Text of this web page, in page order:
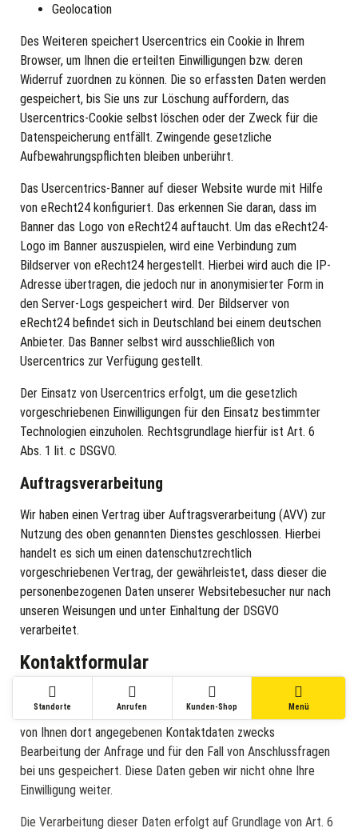
Standorte Anrufen Kunden-Shop Menü
Geolocation
Des Weiteren speichert Usercentrics ein Cookie in Ihrem
Browser, um Ihnen die erteilten Einwilligungen bzw. deren
Widerruf zuordnen zu können. Die so erfassten Daten werden
gespeichert, bis Sie uns zur Löschung auffordern, das
Usercentrics-Cookie selbst löschen oder der Zweck für die
Datenspeicherung entfällt. Zwingende gesetzliche
Aufbewahrungspflichten bleiben unberührt.
Das Usercentrics-Banner auf dieser Website wurde mit Hilfe
von eRecht24 konfiguriert. Das erkennen Sie daran, dass im
Banner das Logo von eRecht24 auftaucht. Um das eRecht24-
Logo im Banner auszuspielen, wird eine Verbindung zum
Bildserver von eRecht24 hergestellt. Hierbei wird auch die IP-
Adresse übertragen, die jedoch nur in anonymisierter Form in
den Server-Logs gespeichert wird. Der Bildserver von
eRecht24 befindet sich in Deutschland bei einem deutschen
Anbieter. Das Banner selbst wird ausschließlich von
Usercentrics zur Verfügung gestellt.
Der Einsatz von Usercentrics erfolgt, um die gesetzlich
vorgeschriebenen Einwilligungen für den Einsatz bestimmter
Technologien einzuholen. Rechtsgrundlage hierfür ist Art. 6
Abs. 1 lit. c DSGVO.
Auftragsverarbeitung
Wir haben einen Vertrag über Auftragsverarbeitung (AVV) zur
Nutzung des oben genannten Dienstes geschlossen. Hierbei
handelt es sich um einen datenschutzrechtlich
vorgeschriebenen Vertrag, der gewährleistet, dass dieser die
personenbezogenen Daten unserer Websitebesucher nur nach
unseren Weisungen und unter Einhaltung der DSGVO
verarbeitet.
Kontaktformular
Wenn Sie uns per Kontaktformular Anfragen zukommen lassen,
werden Ihre Angaben aus dem Anfrageformular inklusive der
von Ihnen dort angegebenen Kontaktdaten zwecks
Bearbeitung der Anfrage und für den Fall von Anschlussfragen
bei uns gespeichert. Diese Daten geben wir nicht ohne Ihre
Einwilligung weiter.
Die Verarbeitung dieser Daten erfolgt auf Grundlage von Art. 6